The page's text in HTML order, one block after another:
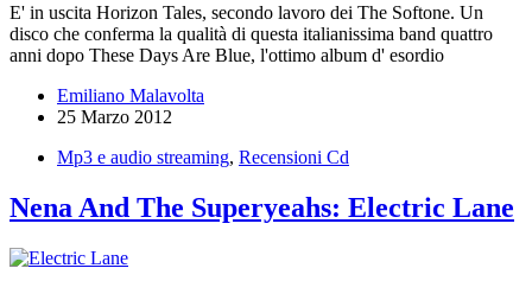
E' in uscita Horizon Tales, secondo lavoro dei The Softone. Un
disco che conferma la qualità di questa italianissima band quattro
anni dopo These Days Are Blue, l'ottimo album d' esordio
Emiliano Malavolta
25 Marzo 2012
Mp3 e audio streaming, Recensioni Cd
Nena And The Superyeahs: Electric Lane